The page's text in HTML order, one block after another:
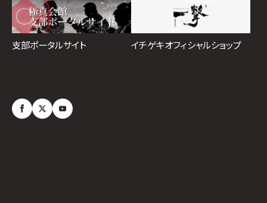
支部ポータルサイト イチゲキオフィシャルショップ